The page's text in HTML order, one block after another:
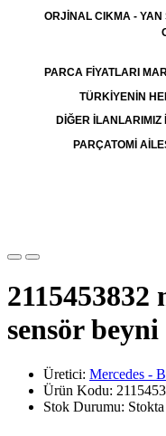
ORJİNAL CIKMA -
PARCA FİYATLARI
TÜRKİYENİN
DİĞER İLANLARIMIZ
PARÇATOMİ
2115453832
sensör beyni
Üretici: Mercedes -
Ürün Kodu:
Stok Durumu: